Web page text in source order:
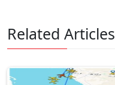
Related Articles